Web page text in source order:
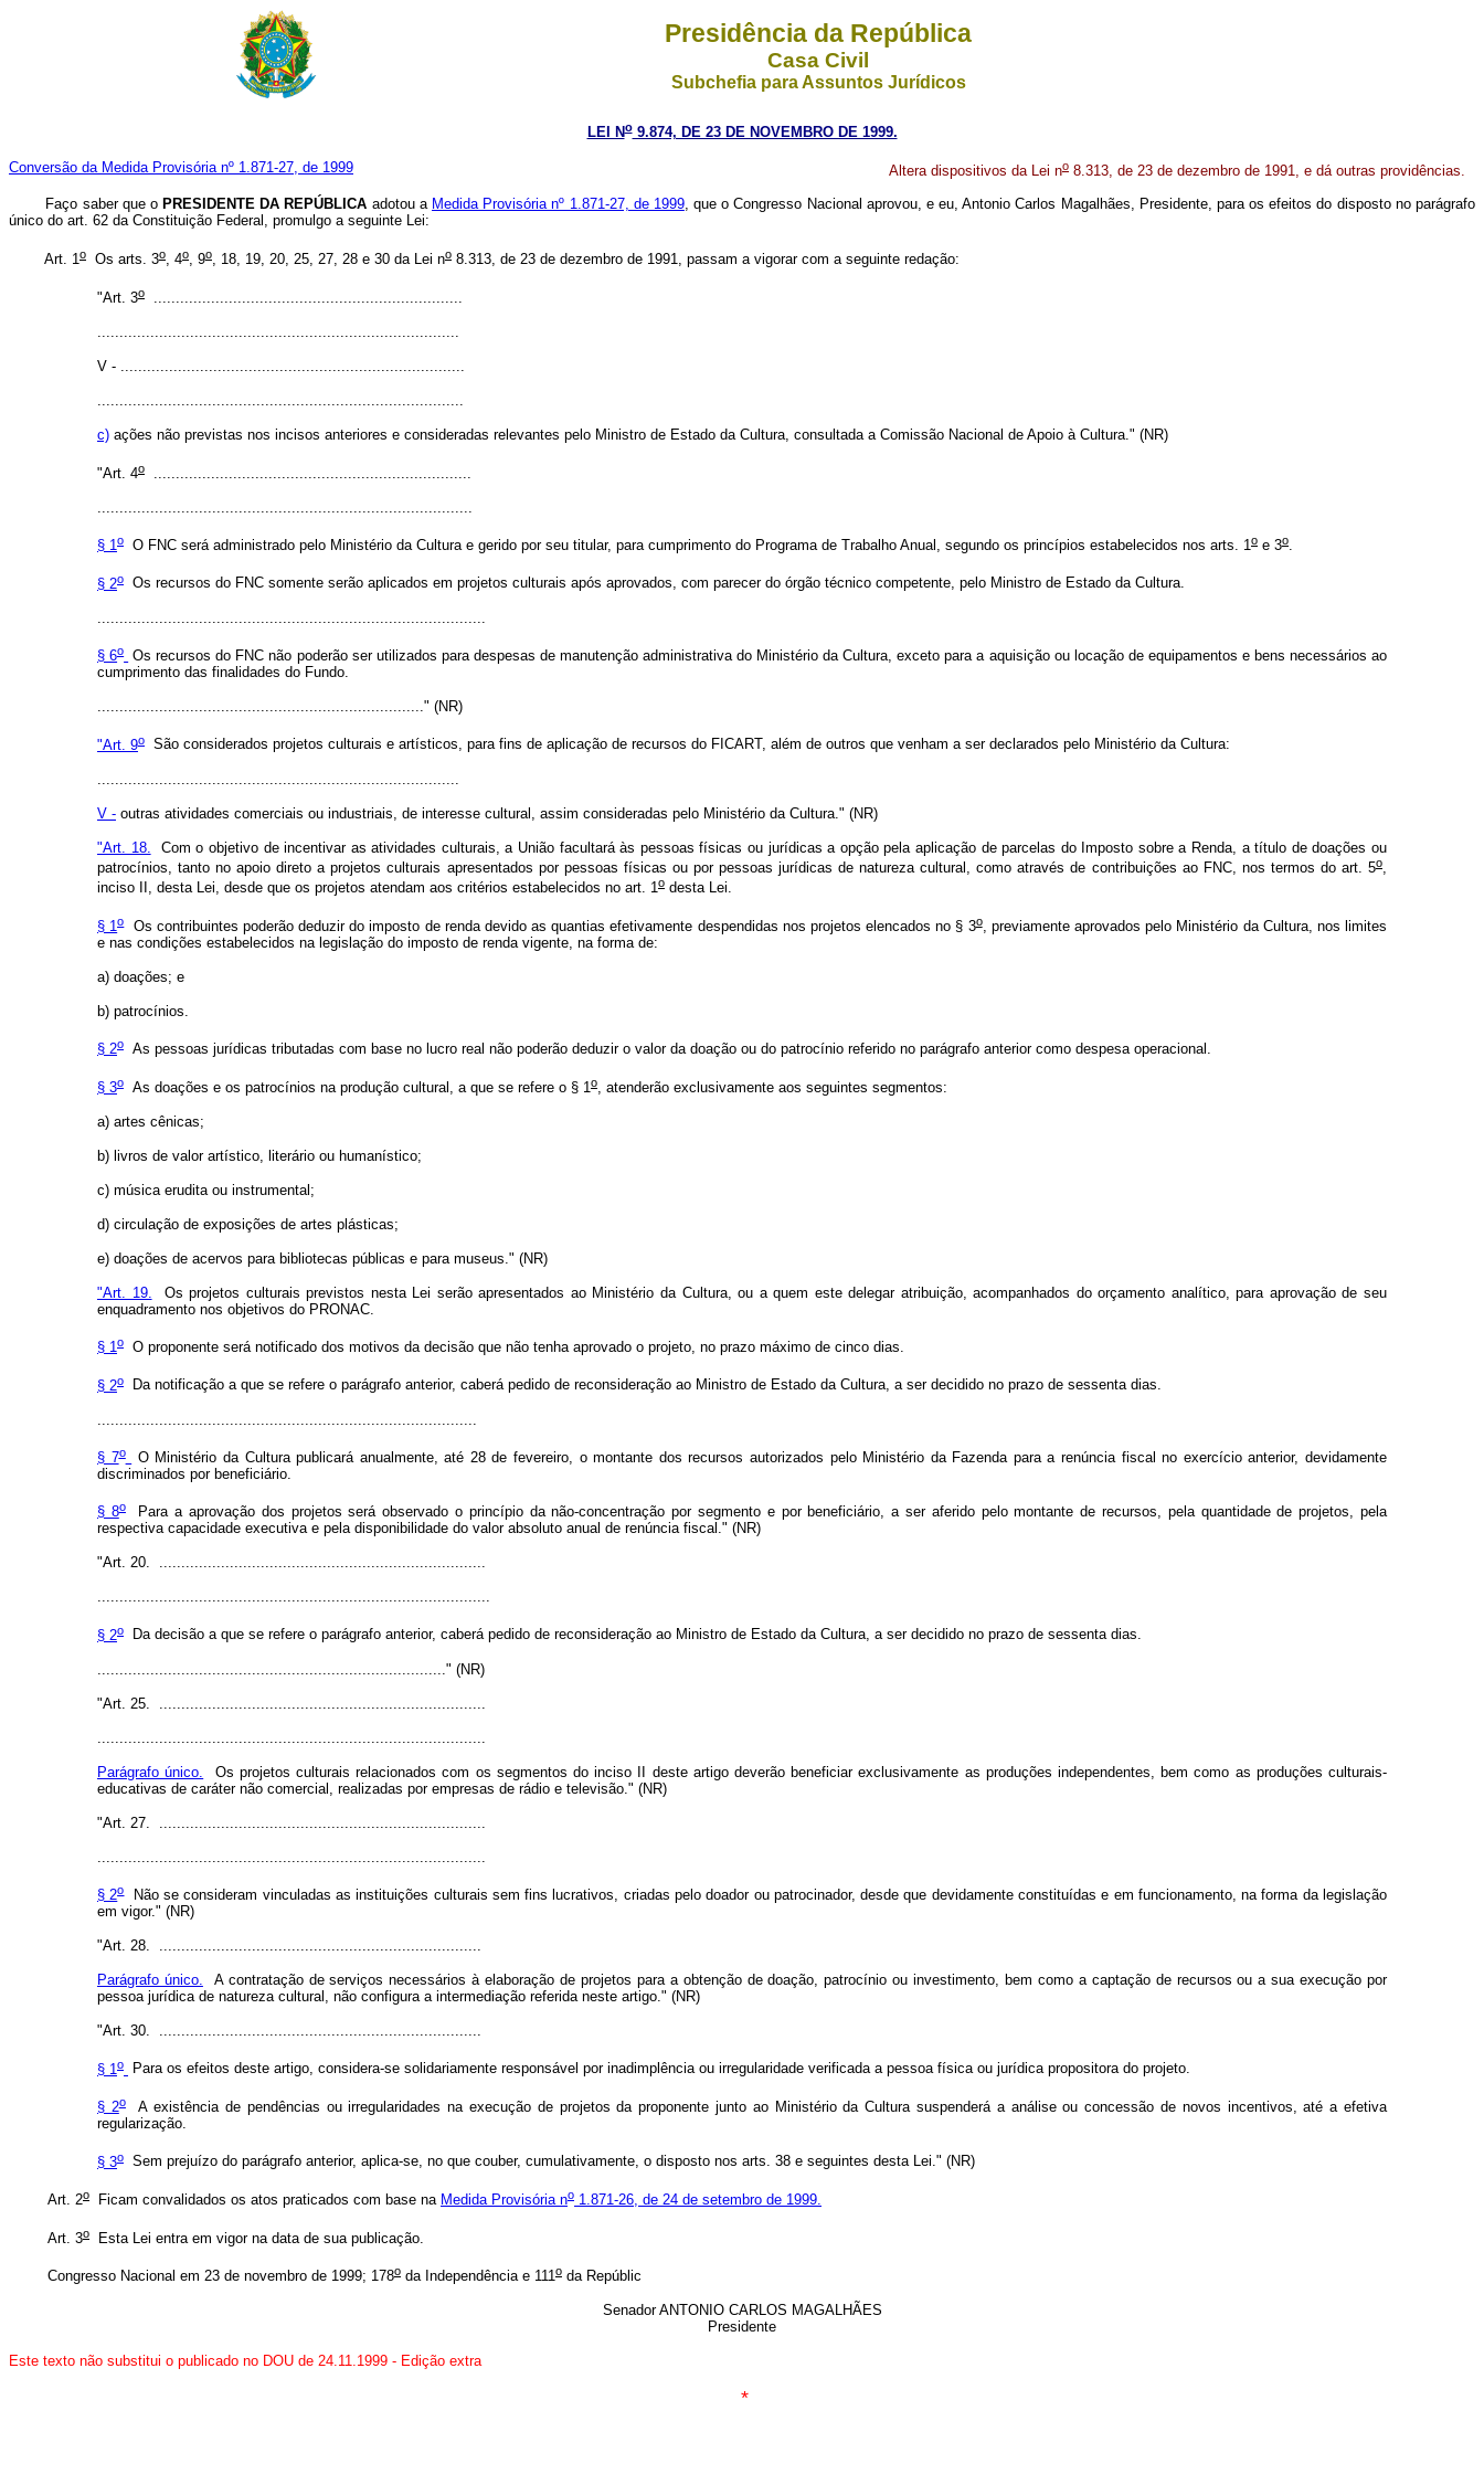
Presidência da República
Casa Civil
Subchefia para Assuntos Jurídicos
LEI No9.874, DE 23 DE NOVEMBRO DE 1999.
Conversão da Medida Provisória nº 1.871-27, de 1999 Altera dispositivos da Lei no 8.313, de 23 de dezembro de 1991, e dá outras providências.
Faço saber que o PRESIDENTE DA REPÚBLICA adotou a Medida Provisória nº 1.871-27, de 1999, que o Congresso Nacional aprovou, e eu, Antonio Carlos Magalhães, Presidente, para os efeitos do disposto no parágrafo
único do art. 62 da Constituição Federal, promulgo a seguinte Lei:
Art. 1 o Os arts. 3o , 4o , 9o , 18, 19, 20, 25, 27, 28 e 30 da Lei no 8.313, de 23 de dezembro de 1991, passam a vigorar com a seguinte redação:
"Art. 3o ......................................................................
..................................................................................
V - ..............................................................................
...................................................................................
c) ações não previstas nos incisos anteriores e consideradas relevantes pelo Ministro de Estado da Cultura, consultada a Comissão Nacional de Apoio à Cultura." (NR)
"Art. 4o
§ 1o O FNC será administrado pelo Ministério da Cultura e gerido por seu titular, para cumprimento do Programa de Trabalho Anual, segundo os princípios estabelecidos nos arts. 1o e 3o.
§ 2o Os recursos do FNC somente serão aplicados em projetos culturais após aprovados, com parecer do órgão técnico competente, pelo Ministro de Estado da Cultura.
§ 6o
Os recursos do FNC não poderão ser utilizados para despesas de manutenção administrativa do Ministério da Cultura, exceto para a aquisição ou locação de equipamentos e bens necessários ao
cumprimento das finalidades do Fundo.
.........................................................................." (NR)
"Art. 9o São considerados projetos culturais e artísticos, para fins de aplicação de recursos do FICART, além de outros que venham a ser declarados pelo Ministério da Cultura:
V - outras atividades comerciais ou industriais, de interesse cultural, assim consideradas pelo Ministério da Cultura." (NR)
"Art. 18.
Com o objetivo de incentivar as atividades culturais, a União facultará às pessoas físicas ou jurídicas a opção pela aplicação de parcelas do Imposto sobre a Renda, a título de doações ou
patrocínios, tanto no apoio direto a projetos culturais apresentados por pessoas físicas ou por pessoas jurídicas de natureza cultural, como através de contribuições ao FNC, nos termos do art. 5o
inciso II, desta Lei, desde que os projetos atendam aos critérios estabelecidos no art. 1o desta Lei.
§ 1oOs contribuintes poderão deduzir do imposto de renda devido as quantias efetivamente despendidas nos projetos elencados no § 3o, previamente aprovados pelo Ministério da Cultura, nos limites
e nas condições estabelecidos na legislação do imposto de renda vigente, na forma de:
a) doações; e
b) patrocínios.
§ 2o As pessoas jurídicas tributadas com base no lucro real não poderão deduzir o valor da doação ou do patrocínio referido no parágrafo anterior como despesa operacional.
§ 3o As doações e os patrocínios na produção cultural, a que se refere o § 1o , atenderão exclusivamente aos seguintes segmentos:
a) artes cênicas;
b) livros de valor artístico, literário ou humanístico;
c) música erudita ou instrumental;
d) circulação de exposições de artes plásticas;
e) doações de acervos para bibliotecas públicas e para museus." (NR)
"Art. 19.
Os projetos culturais previstos nesta Lei serão apresentados ao Ministério da Cultura, ou a quem este delegar atribuição, acompanhados do orçamento analítico, para aprovação de seu
enquadramento nos objetivos do PRONAC.
§ 1o O proponente será notificado dos motivos da decisão que não tenha aprovado o projeto, no prazo máximo de cinco dias.
§ 2o Da notificação a que se refere o parágrafo anterior, caberá pedido de reconsideração ao Ministro de Estado da Cultura, a ser decidido no prazo de sessenta dias.
§ 7o
O Ministério da Cultura publicará anualmente, até 28 de fevereiro, o montante dos recursos autorizados pelo Ministério da Fazenda para a renúncia fiscal no exercício anterior, devidamente
discriminados por beneficiário.
§ 8oPara a aprovação dos projetos será observado o princípio da não-concentração por segmento e por beneficiário, a ser aferido pelo montante de recursos, pela quantidade de projetos, pela
respectiva capacidade executiva e pela disponibilidade do valor absoluto anual de renúncia fiscal." (NR)
"Art. 20. ..........................................................................
.........................................................................................
§ 2o Da decisão a que se refere o parágrafo anterior, caberá pedido de reconsideração ao Ministro de Estado da Cultura, a ser decidido no prazo de sessenta dias.
..............................................................................." (NR)
"Art. 25. ..........................................................................
Parágrafo único.
Os projetos culturais relacionados com os segmentos do inciso II deste artigo deverão beneficiar exclusivamente as produções independentes, bem como as produções culturais-
educativas de caráter não comercial, realizadas por empresas de rádio e televisão." (NR)
"Art. 27. ..........................................................................
§ 2oNão se consideram vinculadas as instituições culturais sem fins lucrativos, criadas pelo doador ou patrocinador, desde que devidamente constituídas e em funcionamento, na forma da legislação
em vigor." (NR)
"Art. 28. .........................................................................
Parágrafo único. A contratação de serviços necessários à elaboração de projetos para a obtenção de doação, patrocínio ou investimento, bem como a captação de recursos ou a sua execução por
pessoa jurídica de natureza cultural, não configura a intermediação referida neste artigo." (NR)
"Art. 30. .........................................................................
§ 1 o Para os efeitos deste artigo, considera-se solidariamente responsável por inadimplência ou irregularidade verificada a pessoa física ou jurídica propositora do projeto.
§ 2oA existência de pendências ou irregularidades na execução de projetos da proponente junto ao Ministério da Cultura suspenderá a análise ou concessão de novos incentivos, até a efetiva
regularização.
§ 3o Sem prejuízo do parágrafo anterior, aplica-se, no que couber, cumulativamente, o disposto nos arts. 38 e seguintes desta Lei." (NR)
Art. 2o Ficam convalidados os atos praticados com base na Medida Provisória no 1.871-26, de 24 de setembro de 1999.
Art. 3o Esta Lei entra em vigor na data de sua publicação.
Congresso Nacional em 23 de novembro de 1999; 178o da Independência e 111 o da Repúblic
Senador ANTONIO CARLOS MAGALHÃES
Presidente
Este texto não substitui o publicado no DOU de 24.11.1999 - Edição extra
*